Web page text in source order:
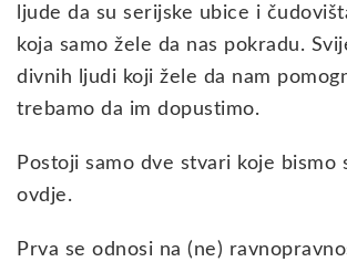
ljude da su serijske ubice i
koja samo žele da nas pokradu.
divnih ljudi koji žele da nam
trebamo da im dopustimo.
Postoji samo dve stvari koje bismo
ovdje.
Prva se odnosi na (ne)